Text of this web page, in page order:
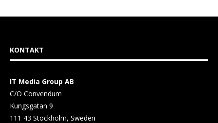
KONTAKT
IT Media Group AB
C/O Convendum
Kungsgatan 9
111 43 Stockholm, Sweden